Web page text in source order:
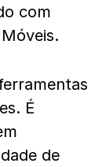
com
É
de